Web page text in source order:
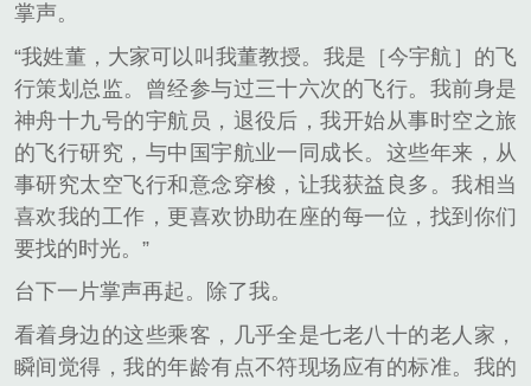
掌声。
“我姓董，大家可以叫我董教授。我是［今宇航］的飞
行策划总监。曾经参与过三十六次的飞行。我前身是
神舟十九号的宇航员，退役后，我开始从事时空之旅
的飞行研究，与中国宇航业一同成长。这些年来，从
事研究太空飞行和意念穿梭，让我获益良多。我相当
喜欢我的工作，更喜欢协助在座的每一位，找到你们
要找的时光。”
台下一片掌声再起。除了我。
看着身边的这些乘客，几乎全是七老八十的老人家，
瞬间觉得，我的年龄有点不符现场应有的标准。我的